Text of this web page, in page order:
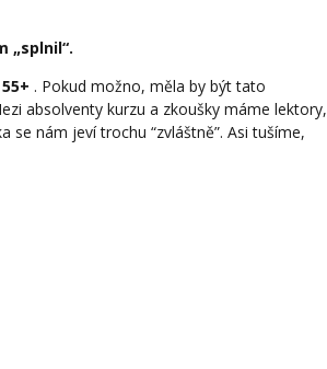
„splnil“.
. Pokud možno, měla by být tato
absolventy kurzu a zkoušky máme lektory,
nám jeví trochu “zvláštně”. Asi tušíme,